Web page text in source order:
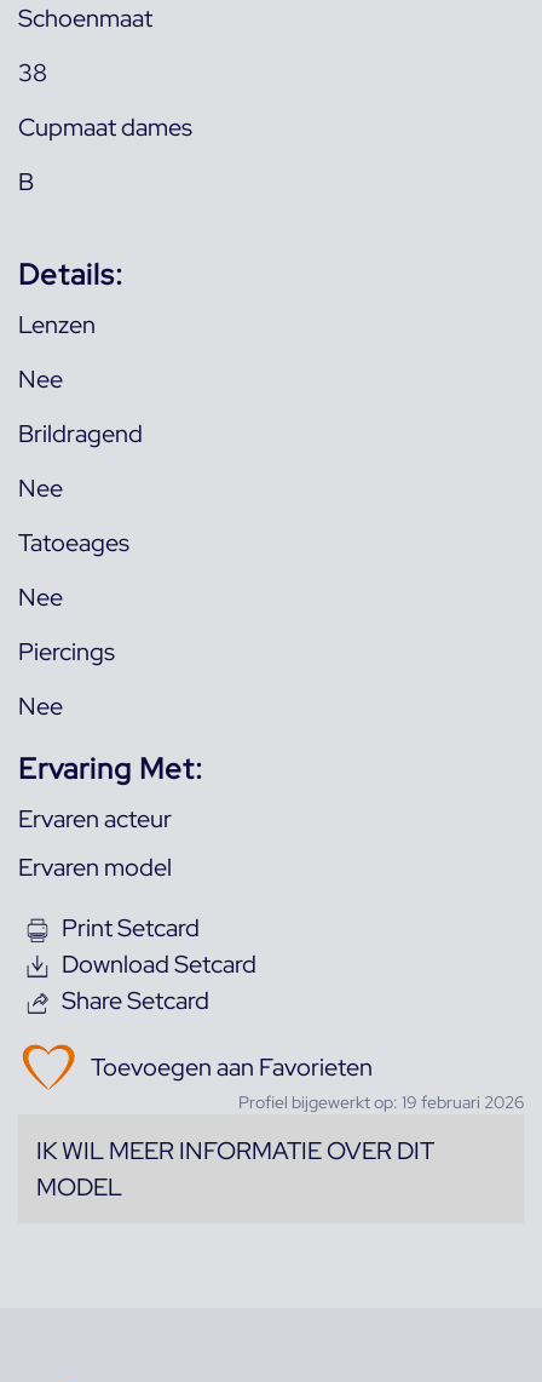
Schoenmaat
38
Cupmaat dames
B
Details:
Lenzen
Nee
Brildragend
Nee
Tatoeages
Nee
Piercings
Nee
Ervaring Met:
Ervaren acteur
Ervaren model
Print Setcard
Download Setcard
Share Setcard
Toevoegen aan Favorieten
Profiel bijgewerkt op: 19 februari 2026
IK WIL MEER INFORMATIE OVER DIT
MODEL